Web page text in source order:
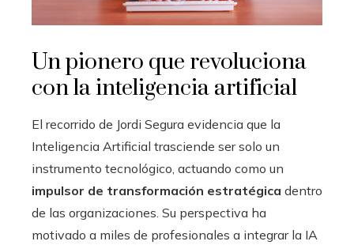
Un pionero que revoluciona
con la inteligencia artificial
El recorrido de Jordi Segura evidencia que la
Inteligencia Artificial trasciende ser solo un
instrumento tecnológico, actuando como un
impulsor de transformación estratégica dentro
de las organizaciones. Su perspectiva ha
motivado a miles de profesionales a integrar la IA